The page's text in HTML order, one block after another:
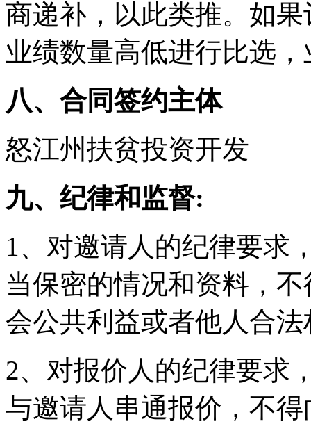
商递补，以此类推。如
业绩数量高低进行比选
八、合同签约主体
怒江州扶贫投资开发
九、纪律和监督:
1、对邀请人的纪律要求
当保密的情况和资料，
会公共利益或者他人合法
2、对报价人的纪律要求
与邀请人串通报价，不